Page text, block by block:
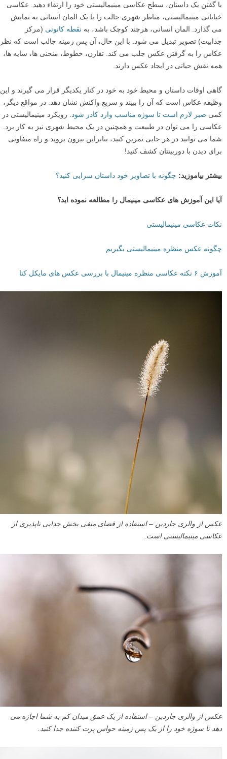
با گفتن یک داستان، سطح عکاسی مینیمالیستی خود را ارتقاء دهید. عکاسی
خیابانی مینیمالیستی، مناظر شهری جالب را با یک المان انسانی به نمایش
می گذارد. المان انسانی، هرچند کوچک باشد، به نقطه کانونی (مرکز
جذابیت) تصویر تبدیل می شود. با این حال، آن پس زمینه جالب است که نظر
عکاس را به گرفتن عکس جلب می کند. تقارن، خطوط، منحنی ها، سایه ها،
همه نقش حیاتی در ایجاد عکس دارند.
گاهی اوقات داستان و محیط خود به خود در کنار یکدیگر قرار می گیرند و این
وظیفه عکاس است که آن را ببیند و سریع واکنش نشان دهد. در مواقع دیگر،
کمی صبر لازم است تا سوژه مناسب وارد کادر شود. رویکرد مینیمالیستی در
عکاسی را می توان در طبیعت و همچنین در یک محیط شهری نیز به کار برد.
شما می توانید در هر جایی تمرین کنید، بنابراین بیرون بروید و راه متفاوتی
برای دیدن با دوربینتان کشف کنید!
بیشتر بیاموزید: چگونه با تصاویر خود داستان سرایی کنید؟
آیا این آموزش های عکاسی مینیمال را مطالعه نموده اید؟
نکات عکاسی مینیمالیستی
چگونه عکس منظره مینیمالیستی بگیریم
آموزش ۶ نکته عکاسی منظره مینیمال با بررسی عکس های مایکل کنا
عکس از والری جاردین – استفاده از فضای منفی بخش جدایی ناپذیری از
عکاسی مینیمالیستی است.
عکس از والری جاردین – استفاده از یک عمق میدان کم به شما اجازه می
دهد تا سوژه خود را از یک پس زمینه حواس پرت کننده جدا کنید.